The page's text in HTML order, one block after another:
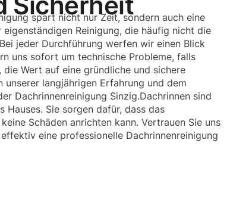
spart nicht nur Zeit, sondern auch eine
Reinigung, die häufig nicht die
jeder Durchführung werfen wir einen Blick
uns sofort um technische Probleme, falls
Wert auf eine gründliche und sichere
langjährigen Erfahrung und dem
Dachrinnenreinigung Sinzig.Dachrinnen sind
Hauses. Sie sorgen dafür, dass das
Schäden anrichten kann. Vertrauen Sie uns
eine professionelle Dachrinnenreinigung